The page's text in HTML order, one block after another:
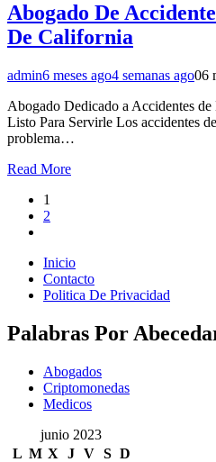
Abogado De
De California
admin6 meses ago4 semanas ago06
Abogado Dedicado a Accidentes
Listo Para Servirle Los accidentes
problema…
Read More
1
2
Inicio
Contacto
Politica De Privacidad
Palabras Por
Abogados
Criptomonedas
Medicos
junio 2023
L M X J V S D